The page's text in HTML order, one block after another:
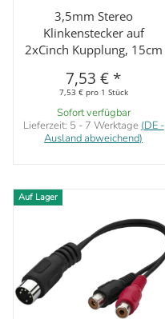
3,5mm Stereo
Klinkenstecker auf
2xCinch Kupplung, 15cm
7,53 € *
7,53 € pro 1 Stück
Sofort verfügbar
Lieferzeit: 5 - 7 Werktage (DE -
Ausland abweichend)
Auf Lager